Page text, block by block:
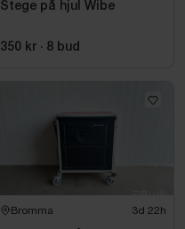
Stege på hjul Wibe
350 kr · 8 bud
Bromma 3d 22h